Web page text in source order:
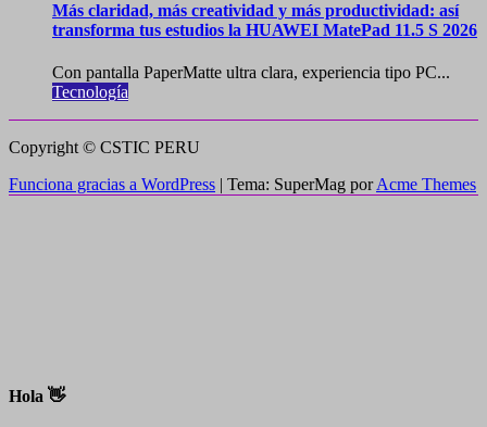
Más claridad, más creatividad y más productividad: así
transforma tus estudios la HUAWEI MatePad 11.5 S 2026
Con pantalla PaperMatte ultra clara, experiencia tipo PC...
Tecnología
Copyright © CSTIC PERU
Funciona gracias a WordPress | Tema: SuperMag porAcme Themes
Hola 👋